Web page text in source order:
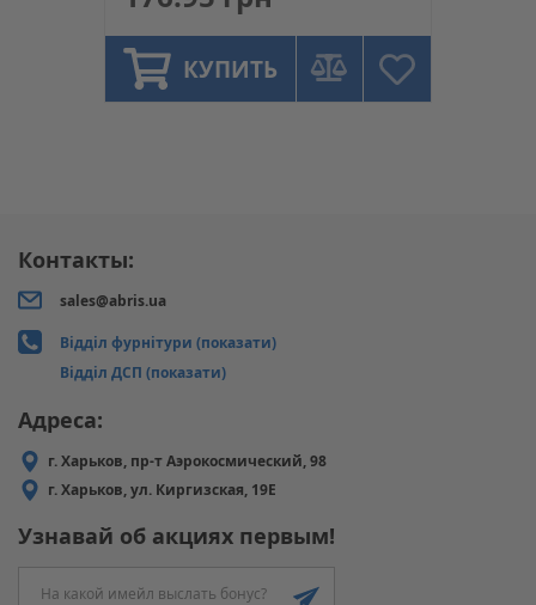
КУПИТЬ
Контакты:
sales@abris.ua
Відділ фурнітури (показати)
Відділ ДСП (показати)
Адреса:
г. Харьков, пр-т Аэрокосмический, 98
г. Харьков, ул. Киргизская, 19Е
Узнавай об акциях первым!